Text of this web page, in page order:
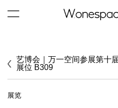
艺博会｜万一空间参展第十
展位 B309
展览